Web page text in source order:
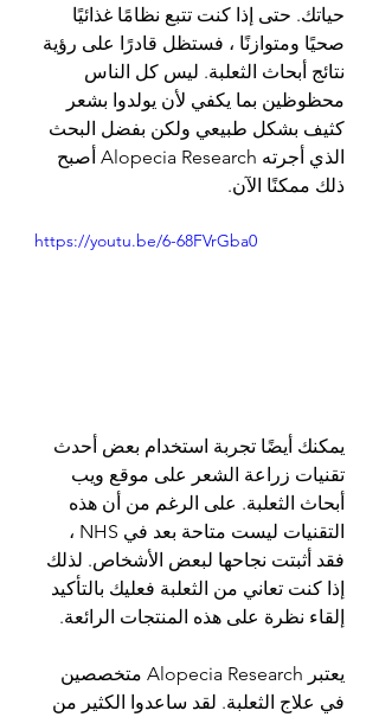
حياتك. حتى إذا كنت تتبع نظامًا غذائيًا
صحيًا ومتوازنًا ، فستظل قادرًا على رؤية
نتائج أبحاث الثعلبة. ليس كل الناس
محظوظين بما يكفي لأن يولدوا بشعر
كثيف بشكل طبيعي ولكن بفضل البحث
الذي أجرته Alopecia Research أصبح
ذلك ممكنًا الآن.
https://youtu.be/6-68FVrGba0
يمكنك أيضًا تجربة استخدام بعض أحدث
تقنيات زراعة الشعر على موقع ويب
أبحاث الثعلبة. على الرغم من أن هذه
التقنيات ليست متاحة بعد في NHS ،
فقد أثبتت نجاحها لبعض الأشخاص. لذلك
إذا كنت تعاني من الثعلبة فعليك بالتأكيد
إلقاء نظرة على هذه المنتجات الرائعة.
يعتبر Alopecia Research متخصصين
في علاج الثعلبة. لقد ساعدوا الكثير من